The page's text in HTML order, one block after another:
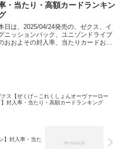
・当たり・高額カードランキン
日は、2025/04/24発売の、ゼクス、イ
ニッションパック、ユニゾンドライブ
おおよその封入率、当たりカードおよ
クス【ぜくげ～これくしょんオーヴァーロー
】封入率・当たり・高額カードランキング
】封入率・当た